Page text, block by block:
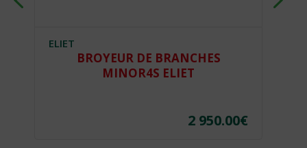
ELIET
BROYEUR DE BRANCHES
MINOR4S ELIET
2 950.00€